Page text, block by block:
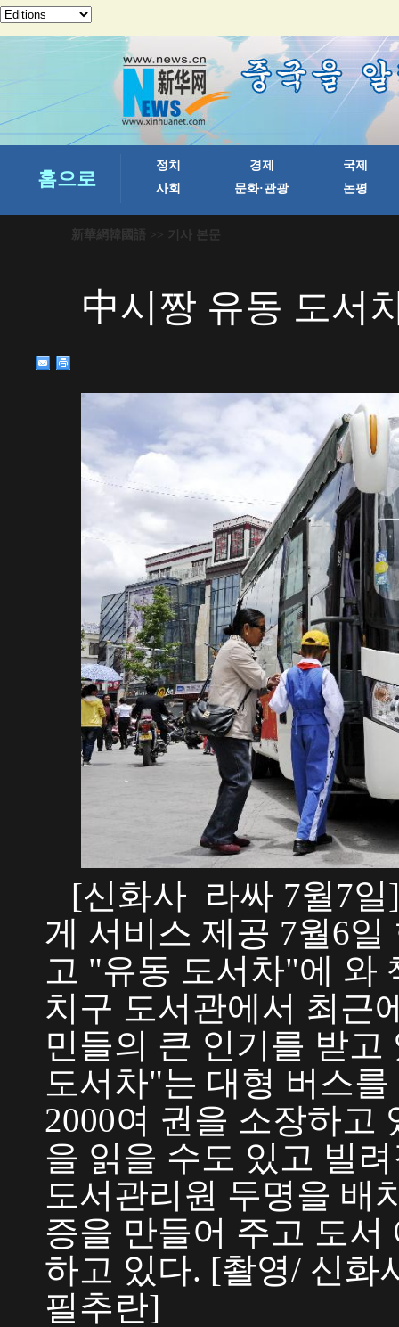
新華網韓國語 >> 기사 본문
中시짱 유동 도서
[신화사 라싸 7월7일
게 서비스 제공 7월6
고 "유동 도서차"에 와
치구 도서관에서 최근
민들의 큰 인기를 받
도서차"는 대형 버스
2000여 권을 소장하고
을 읽을 수도 있고 빌
도서관리원 두명을 배
증을 만들어 주고 도
하고 있다. [촬영/ 신화
필추란]